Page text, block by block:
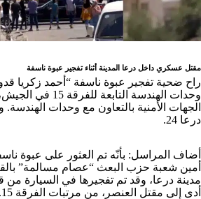
مقتل عسكري داخل درعا المدينة أثناء تفجير عبوة ناسفة
راح ضحية تفجير عبوة ناسفة “أحمد زكريا
وحدات الهندسة
الجهات الأمنية بالتعاون مع وحدات
درعا 24.
أضاف المراسل: بأنّه تم العثور على عبوة
أمين شعبة حزب البعث “عصام مسالمة”
مدينة درعا، وقد تم تفجيرها في السيارة من
أدى إلى مقتل العنصر، من مرتبات الفرقة 15.